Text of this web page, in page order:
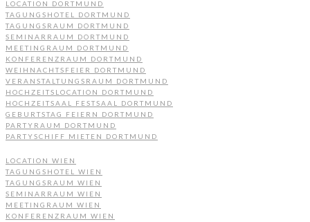
LOCATION DORTMUND
TAGUNGSHOTEL DORTMUND
TAGUNGSRAUM DORTMUND
SEMINARRAUM DORTMUND
MEETINGRAUM DORTMUND
KONFERENZRAUM DORTMUND
WEIHNACHTSFEIER DORTMUND
VERANSTALTUNGSRAUM DORTMUND
HOCHZEITSLOCATION DORTMUND
HOCHZEITSAAL FESTSAAL DORTMUND
GEBURTSTAG FEIERN DORTMUND
PARTYRAUM DORTMUND
PARTYSCHIFF MIETEN DORTMUND
LOCATION WIEN
TAGUNGSHOTEL WIEN
TAGUNGSRAUM WIEN
SEMINARRAUM WIEN
MEETINGRAUM WIEN
KONFERENZRAUM WIEN